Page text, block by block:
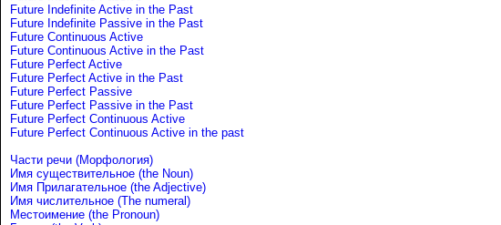
Future Indefinite Active in the Past
Future Indefinite Passive in the Past
Future Continuous Active
Future Continuous Active in the Past
Future Perfect Active
Future Perfect Active in the Past
Future Perfect Passive
Future Perfect Passive in the Past
Future Perfect Continuous Active
Future Perfect Continuous Active in the past
Части речи (Морфология)
Имя существительное (the Noun)
Имя Прилагательное (the Adjective)
Имя числительное (The numeral)
Местоимение (the Pronoun)